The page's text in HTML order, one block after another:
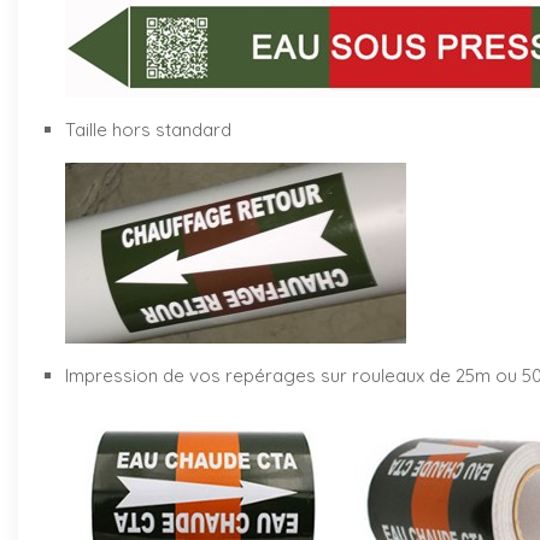
Taille hors standard
Impression de vos repérages sur rouleaux de 25m ou